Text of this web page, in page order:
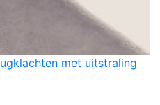
met uitstraling